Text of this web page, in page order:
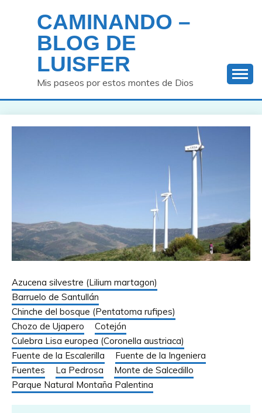
contenido
CAMINANDO –
BLOG DE
LUISFER
Mis paseos por estos montes de Dios
Azucena silvestre (Lilium martagon)
Barruelo de Santullán
Chinche del bosque (Pentatoma rufipes)
Chozo de Ujapero
Cotejón
Culebra Lisa europea (Coronella austriaca)
Fuente de la Escalerilla
Fuente de la Ingeniera
Fuentes
La Pedrosa
Monte de Salcedillo
Parque Natural Montaña Palentina